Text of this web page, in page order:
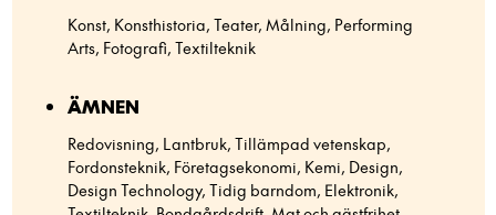
Konst, Konsthistoria, Teater, Målning, Performing
Arts, Fotografi, Textilteknik
ÄMNEN
Redovisning, Lantbruk, Tillämpad vetenskap,
Fordonsteknik, Företagsekonomi, Kemi, Design,
Design Technology, Tidig barndom, Elektronik,